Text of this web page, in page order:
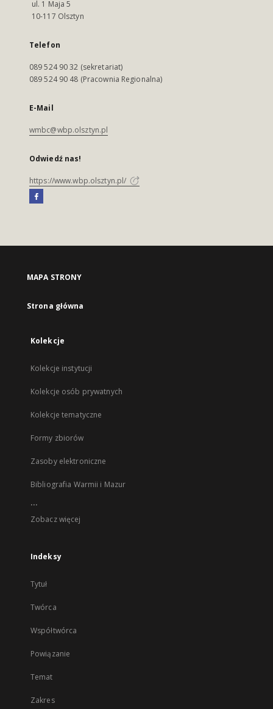
ul. 1 Maja 5
10-117 Olsztyn
Telefon
089 524 90 32 (sekretariat)
089 524 90 48 (Pracownia Regionalna)
E-Mail
wmbc@wbp.olsztyn.pl
Odwiedź nas!
https://www.wbp.olsztyn.pl/
MAPA STRONY
Strona główna
Kolekcje
Kolekcje instytucji
Kolekcje osób prywatnych
Kolekcje tematyczne
Formy zbiorów
Zasoby elektroniczne
Bibliografia Warmii i Mazur
...
Zobacz więcej
Indeksy
Tytuł
Twórca
Współtwórca
Powiązanie
Temat
Zakres